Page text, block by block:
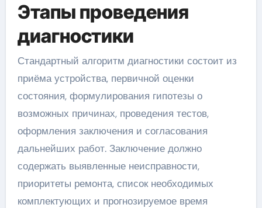
Этапы проведения
диагностики
Стандартный алгоритм диагностики состоит из
приёма устройства, первичной оценки
состояния, формулирования гипотезы о
возможных причинах, проведения тестов,
оформления заключения и согласования
дальнейших работ. Заключение должно
содержать выявленные неисправности,
приоритеты ремонта, список необходимых
комплектующих и прогнозируемое время